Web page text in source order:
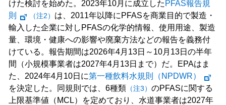
けた検討を始めた。2023年10月に成立した PFAS報告規
則
（注2） は、2011年以降にPFASを商業目的で製造・
輸入した企業に対しPFASの化学的情報、使用用途、製造
量、環境・健康への影響や廃棄方法などの報告を義務付
けている。報告期間は2026年4月13日～10月13日の半年
間（小規模事業者は2027年4月13日まで）だ。EPAはま
た、2024年4月10日に第一種飲料水規則（NPDWR）
を決定した。同規則では、6種類 （注3） のPFASに関する
上限基準値（MCL）を定めており、水道事業者は2027年